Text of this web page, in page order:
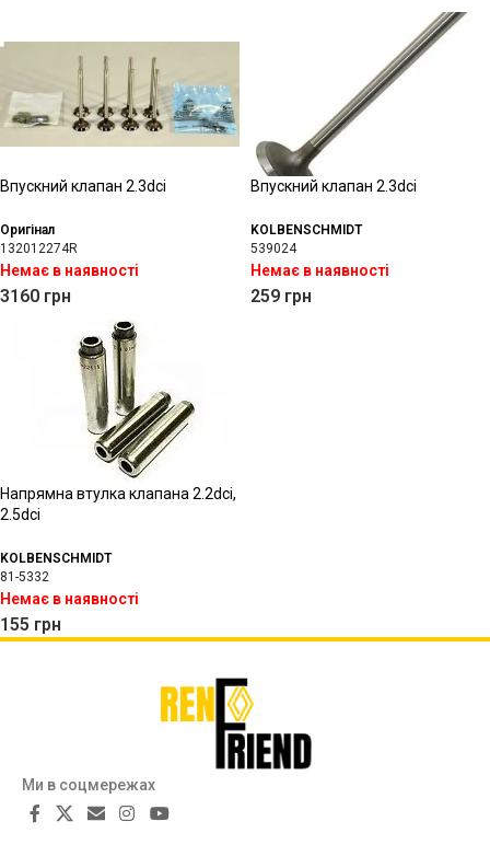
Впускний клапан 2.3dci
Оригінал
132012274R
Немає в наявності
3160 грн
Впускний клапан 2.3dci
KOLBENSCHMIDT
539024
Немає в наявності
259 грн
Напрямна втулка клапана 2.2dci,
2.5dci
KOLBENSCHMIDT
81-5332
Немає в наявності
155 грн
Ми в соцмережах